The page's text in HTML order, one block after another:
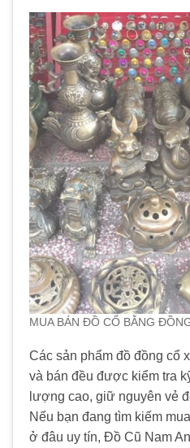
MUA BÁN ĐỒ CỔ BẰNG
Các sản phẩm đồ đồng cổ
và bán đều được kiểm tra
lượng cao, giữ nguyên vẻ
Nếu bạn đang tìm kiếm
ở đâu uy tín, Đồ Cũ Nam